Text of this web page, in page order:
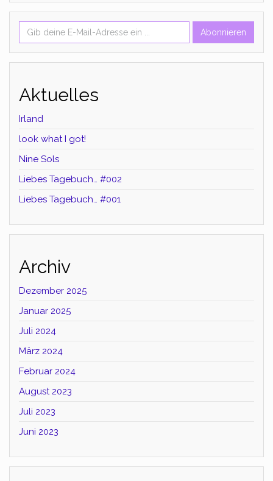
Gib deine E-Mail-Adresse ein ...
Abonnieren
Aktuelles
Irland
look what I got!
Nine Sols
Liebes Tagebuch… #002
Liebes Tagebuch… #001
Archiv
Dezember 2025
Januar 2025
Juli 2024
März 2024
Februar 2024
August 2023
Juli 2023
Juni 2023